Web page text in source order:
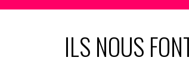
ILS NOUS